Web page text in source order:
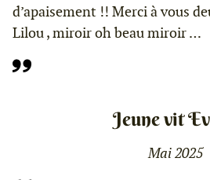
d’apaisement !! Merci à vous
Lilou , miroir oh beau miroir …
Jeune vit
Mai 2025